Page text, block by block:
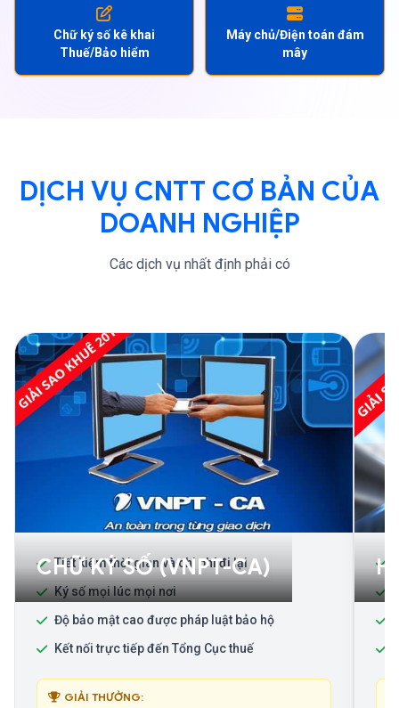
Chữ ký số kê khai
Thuế/Bảo hiểm
Máy chủ/Điện toán đám
mây
DỊCH VỤ CNTT CƠ BẢN CỦA
DOANH NGHIỆP
Các dịch vụ nhất định phải có
CHỮ KÝ SỐ (VNPT-CA)
Tiết kiệm thời gian và chi phí đi lại
Ký số mọi lúc mọi nơi
Độ bảo mật cao được pháp luật bảo hộ
Kết nối trực tiếp đến Tổng Cục thuế
GIẢI THƯỞNG: